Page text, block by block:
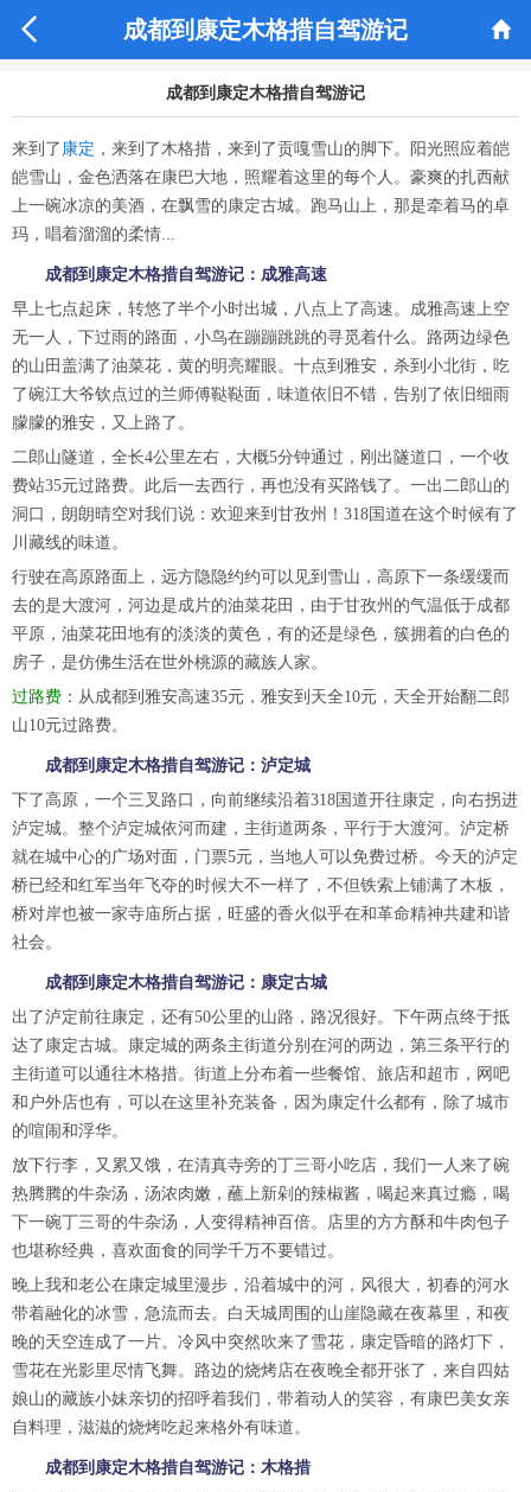
 成都到康定木格措自驾游记 
成都到康定木格措自驾游记
来到了 康定 ，来到了木格措，来到了贡嘎雪山的脚下。阳光照应着皑
皑雪山，金色洒落在康巴大地，照耀着这里的每个人。豪爽的扎西献
上一碗冰凉的美酒，在飘雪的康定古城。跑马山上，那是牵着马的卓
玛，唱着溜溜的柔情...
成都到康定木格措自驾游记：成雅高速
早上七点起床，转悠了半个小时出城，八点上了高速。成雅高速上空
无一人，下过雨的路面，小鸟在蹦蹦跳跳的寻觅着什么。路两边绿色
的山田盖满了油菜花，黄的明亮耀眼。十点到雅安，杀到小北街，吃
了碗江大爷钦点过的兰师傅鞑鞑面，味道依旧不错，告别了依旧细雨
朦朦的雅安，又上路了。
二郎山隧道，全长4公里左右，大概5分钟通过，刚出隧道口，一个收
费站35元过路费。此后一去西行，再也没有买路钱了。一出二郎山的
洞口，朗朗晴空对我们说：欢迎来到甘孜州！318国道在这个时候有了
川藏线的味道。
行驶在高原路面上，远方隐隐约约可以见到雪山，高原下一条缓缓而
去的是大渡河，河边是成片的油菜花田，由于甘孜州的气温低于成都
平原，油菜花田地有的淡淡的黄色，有的还是绿色，簇拥着的白色的
房子，是仿佛生活在世外桃源的藏族人家。
过路费： 从成都到雅安高速35元，雅安到天全10元，天全开始翻二郎
山10元过路费。
成都到康定木格措自驾游记：泸定城
下了高原，一个三叉路口，向前继续沿着318国道开往康定，向右拐进
泸定城。整个泸定城依河而建，主街道两条，平行于大渡河。泸定桥
就在城中心的广场对面，门票5元，当地人可以免费过桥。今天的泸定
桥已经和红军当年飞夺的时候大不一样了，不但铁索上铺满了木板，
桥对岸也被一家寺庙所占据，旺盛的香火似乎在和革命精神共建和谐
社会。
成都到康定木格措自驾游记：康定古城
出了泸定前往康定，还有50公里的山路，路况很好。下午两点终于抵
达了康定古城。康定城的两条主街道分别在河的两边，第三条平行的
主街道可以通往木格措。街道上分布着一些餐馆、旅店和超市，网吧
和户外店也有，可以在这里补充装备，因为康定什么都有，除了城市
的喧闹和浮华。
放下行李，又累又饿，在清真寺旁的丁三哥小吃店，我们一人来了碗
热腾腾的牛杂汤，汤浓肉嫩，蘸上新剁的辣椒酱，喝起来真过瘾，喝
下一碗丁三哥的牛杂汤，人变得精神百倍。店里的方方酥和牛肉包子
也堪称经典，喜欢面食的同学千万不要错过。
晚上我和老公在康定城里漫步，沿着城中的河，风很大，初春的河水
带着融化的冰雪，急流而去。白天城周围的山崖隐藏在夜幕里，和夜
晚的天空连成了一片。冷风中突然吹来了雪花，康定昏暗的路灯下，
雪花在光影里尽情飞舞。路边的烧烤店在夜晚全都开张了，来自四姑
娘山的藏族小妹亲切的招呼着我们，带着动人的笑容，有康巴美女亲
自料理，滋滋的烧烤吃起来格外有味道。
成都到康定木格措自驾游记：木格措